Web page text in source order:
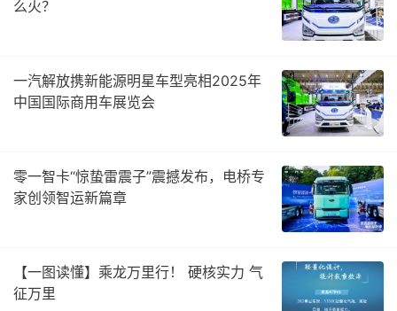
么火？
一汽解放携新能源明星车型亮相2025年
中国国际商用车展览会
零一智卡“惊蛰雷震子”震撼发布，电桥专
家创领智运新篇章
【一图读懂】乘龙万里行！ 硬核实力 气
征万里